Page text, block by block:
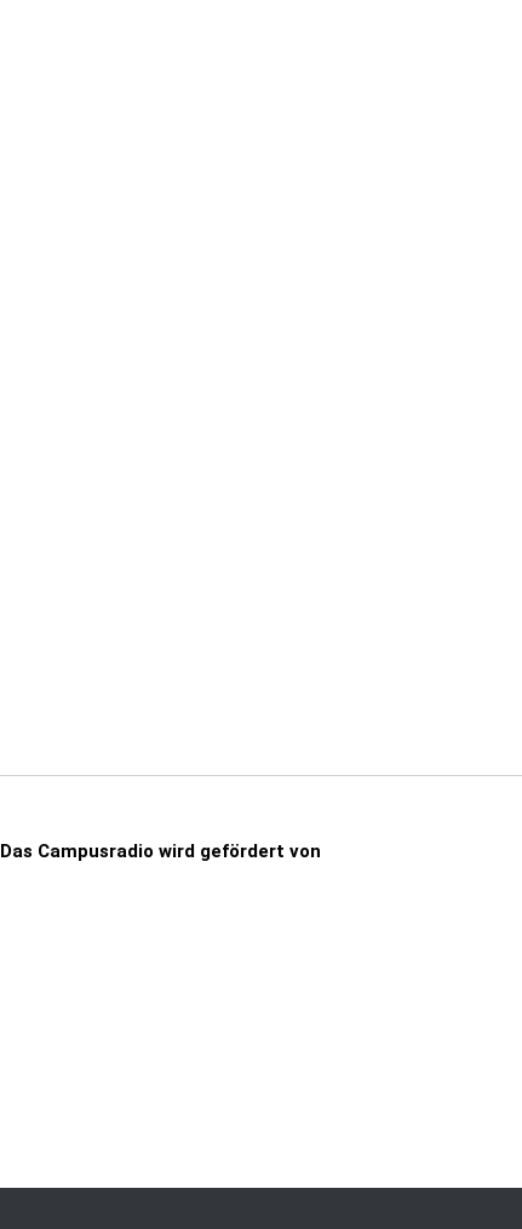
Das Campusradio wird gefördert von